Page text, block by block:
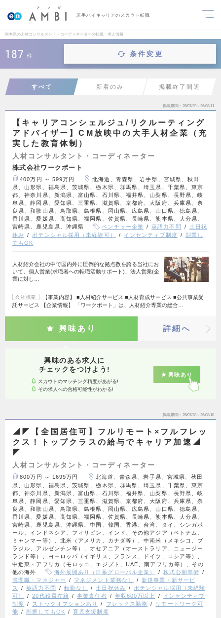
若手ハイキャリアのスカウト転職
熊本県の人材コンサルタント・コーディネーターの転職・求人情報
187 件 条件変更
すべて 新着のみ 掲載終了間近
掲載期間 26/07/29～26/08/11
【キャリアコンシェルジュ/リクルーティング
アドバイザー】CM放映中の大手人材企業（充
実した教育体制）
人材コンサルタント・コーディネーター
株式会社ワークポート
400万円 ～ 599万円
北海道、青森県、岩手県、宮城県、秋田
県、山形県、福島県、茨城県、栃木県、群馬県、埼玉県、千葉県、東京
都、神奈川県、新潟県、富山県、石川県、福井県、山梨県、長野県、岐
阜県、静岡県、愛知県、三重県、滋賀県、京都府、大阪府、兵庫県、奈
良県、和歌山県、鳥取県、島根県、岡山県、広島県、山口県、徳島県、
香川県、愛媛県、高知県、福岡県、佐賀県、長崎県、熊本県、大分県、
宮崎県、鹿児島県、沖縄県
ベンチャー企業 英語力不問
土日祝
休み
ポテンシャル採用（未経験可） インセンティブ制度
副業し
てもOK
⼈材紹介会社の中で国内外に圧倒的な拠点数を誇る当社にお
いて、個⼈営業(求職者への転職活動サポート)、法⼈営業(企
業に対し…
会社概要
【事業内容】 ■人材紹介サービス ■人材育成サービス ■公共事業受
託サービス 【企業情報】 「ワークポート」は、人材紹介専業の総合…
興味あり 詳細へ
興味のある求人に
チェックをつけよう!
スカウトのマッチング精度があがる!
その求人への合格可能性がわかる!
興味あり
掲載期間 26/07/28～26/08/10
◢◤【全国居住可】フルリモート×フルフレッ
クス！トップクラスの給与でキャリア加速◢
◤
人材コンサルタント・コーディネーター
800万円 ～ 1699万円
北海道、青森県、岩手県、宮城県、秋田
県、山形県、福島県、茨城県、栃木県、群馬県、埼玉県、千葉県、東京
都、神奈川県、新潟県、富山県、石川県、福井県、山梨県、長野県、岐
阜県、静岡県、愛知県、三重県、滋賀県、京都府、大阪府、兵庫県、奈
良県、和歌山県、鳥取県、島根県、岡山県、広島県、山口県、徳島県、
香川県、愛媛県、高知県、福岡県、佐賀県、長崎県、熊本県、大分県、
宮崎県、鹿児島県、沖縄県、中国、韓国、香港、台湾、タイ、シンガポ
ール、インドネシア、フィリピン、インド、その他アジア（ベトナム、
ミャンマー等）、北米（アメリカ、カナダ等）、中南米（メキシコ、ブ
ラジル、アルゼンチン等）、オセアニア（オーストラリア、ニュージー
ランド等）、ヨーロッパ（イギリス、フランス、ドイツ、ロシア等）、
中近東・アフリカ（モロッコ、エジプト、UAE、南アフリカ等）、その
他の海外
海外展開あり（日系グローバル企業）
株式公開準備
管理職・マネジャー
マネジメント業務なし
新規事業・新サービ
ス
英語力不問 転勤なし 土日祝休み
ポテンシャル採用（未経験
可）
20代役員在籍 事業責任者 年収600万以上
インセンティブ
制度
ストックオプションあり フレックス勤務
リモートワーク可
能
副業してもOK 育児支援制度